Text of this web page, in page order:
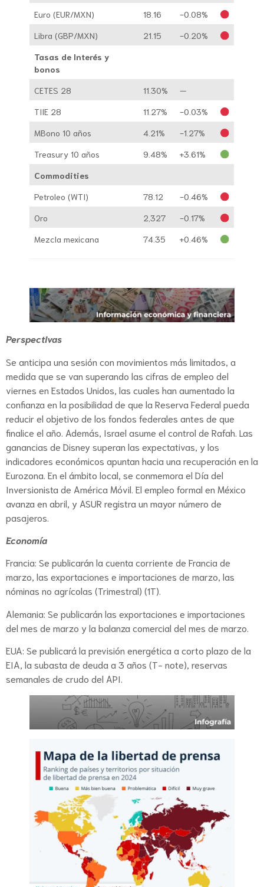
Euro (EUR/MXN)
18.16
-0.08%
Libra (GBP/MXN)
21.15
-0.20%
Tasas de Interés y
bonos
CETES 28
11.30%
—
TIIE 28
11.27%
-0.03%
MBono 10 años
4.21%
-1.27%
Treasury 10 años
9.48%
+3.61%
Commodities
Petroleo (WTI)
78.12
-0.46%
Oro
2,327
-0.17%
Mezcla mexicana
74.35 +0.46%
Perspectivas
Se anticipa una sesión con movimientos más limitados, a
medida que se van superando las cifras de empleo del
viernes en Estados Unidos, las cuales han aumentado la
confianza en la posibilidad de que la Reserva Federal pueda
reducir el objetivo de los fondos federales antes de que
finalice el año. Además, Israel asume el control de Rafah. Las
ganancias de Disney superan las expectativas, y los
indicadores económicos apuntan hacia una recuperación en la
Eurozona. En el ámbito local, se conmemora el Día del
Inversionista de América Móvil. El empleo formal en México
avanza en abril, y ASUR registra un mayor número de
pasajeros.
Economía
Francia: Se publicarán la cuenta corriente de Francia de
marzo, las exportaciones e importaciones de marzo, las
nóminas no agrícolas (Trimestral) (1T).
Alemania: Se publicarán las exportaciones e importaciones
del mes de marzo y la balanza comercial del mes de marzo.
EUA: Se publicará la previsión energética a corto plazo de la
EIA, la subasta de deuda a 3 años (T- note), reservas
semanales de crudo del API.